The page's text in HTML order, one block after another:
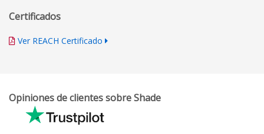
Certificados
Ver REACH Certificado
Opiniones de clientes sobre Shade